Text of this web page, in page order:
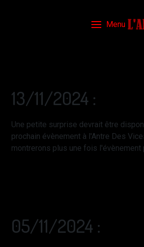
Menu
13/11/2024 :
Une petite surprise devrait être
prochain évènement à l'Antre Des
montrerons plus une fois l'évènement
05/11/2024 :